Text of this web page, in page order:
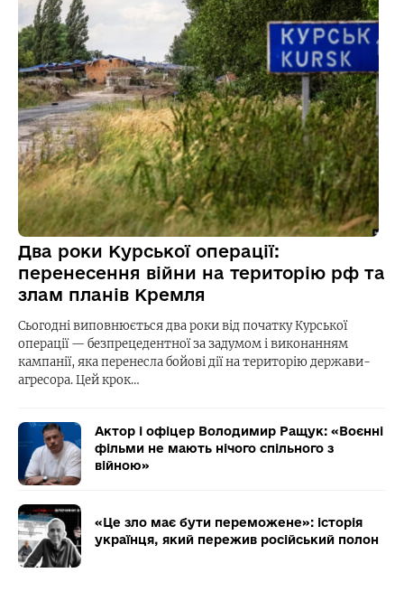
Два роки Курської операції:
перенесення війни на територію рф та
злам планів Кремля
Сьогодні виповнюється два роки від початку Курської
операції — безпрецедентної за задумом і виконанням
кампанії, яка перенесла бойові дії на територію держави-
агресора. Цей крок…
Актор і офіцер Володимир Ращук: «Воєнні
фільми не мають нічого спільного з
війною»
«Це зло має бути переможене»: історія
українця, який пережив російський полон